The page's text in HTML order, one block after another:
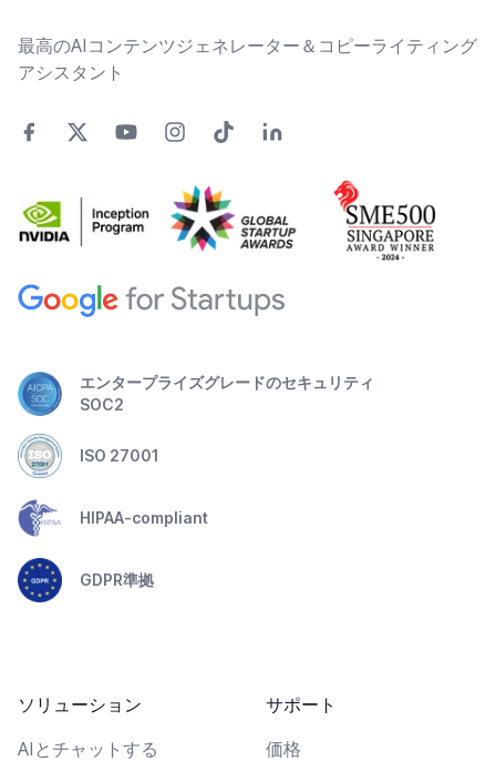
最高のAIコンテンツジェネレーター＆コピーライティング
アシスタント
エンタープライズグレードのセキュリティ
SOC2
ISO 27001
HIPAA-compliant
GDPR準拠
ソリューション
AIとチャットする
サポート
価格